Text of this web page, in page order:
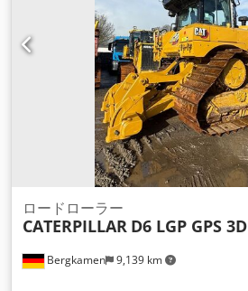
Bergkamen 9,139 km
ロードローラー
CATERPILLAR D6 LGP GPS 3D